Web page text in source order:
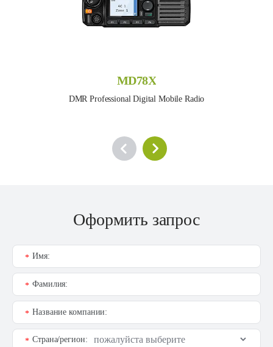
MD78X
DMR Professional Digital Mobile Radio
Оформить запрос
Имя:
*
Фамилия:
*
Название компании:
*
Страна/регион:
*